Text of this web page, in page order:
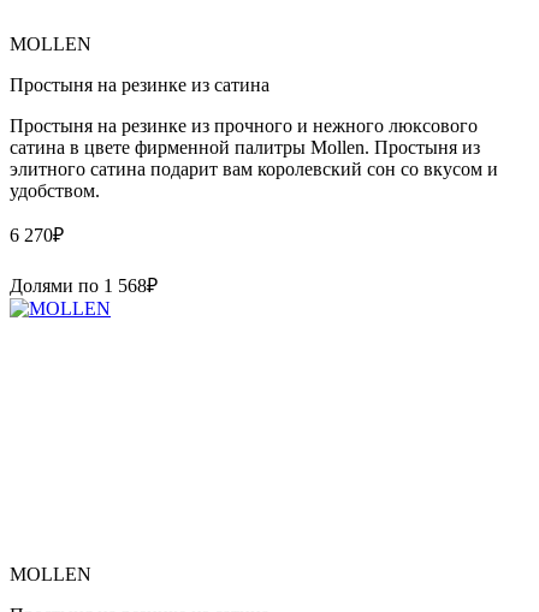
MOLLEN
Простыня на резинке из сатина
Простыня на резинке из прочного и нежного люксового
сатина в цвете фирменной палитры Mollen. Простыня из
элитного сатина подарит вам королевский сон со вкусом и
удобством.
6 270₽
Долями по 1 568₽
MOLLEN